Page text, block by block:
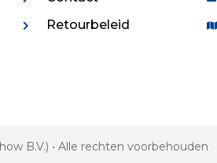
Retourbeleid
B.V.) • Alle rechten voorbehouden